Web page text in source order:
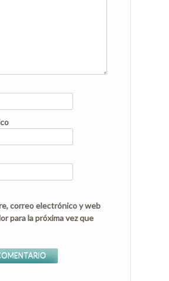
correo electrónico y web
para la próxima vez que